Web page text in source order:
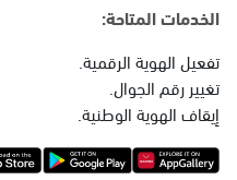
الخدمات المتاحة:
تفعيل الهوية الرقمية.
تغيير رقم الجوال.
إيقاف الهوية الوطنية.